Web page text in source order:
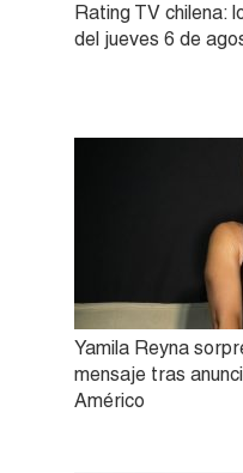
Rating TV chilena:
del jueves 6 de
Yamila Reyna
mensaje tras
Américo